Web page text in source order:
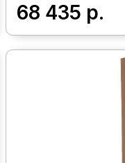
68 435 р.